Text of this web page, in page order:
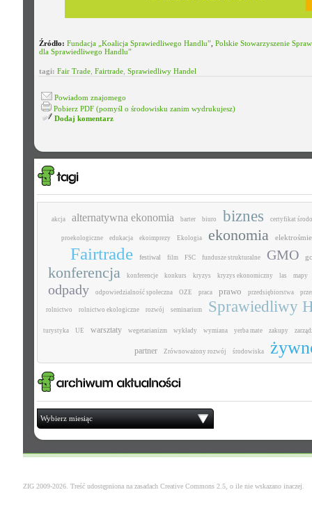
Źródło: Fundacja „Koalicja Sprawiedliwego Handlu” Polskie Stowarzyszenie
dla Sprawiedliwego Handlu”
tagi: Fair Trade Fairtrade Sprawiedliwy Handel
Powiadom znajomego
Pobierz PDF (pomyśl o środowisku zanim wydrukujesz)
Dodaj komentarz
akcja alternatywna ekonomia barter biuro biznes certyfikat
proekologiczne edukacja ekoimprezy Ekologia ekonomia
Fairtrade festiwal film FSC fundusze strukturalne GMO
konferencja konferencje konkurs kryzys kryzys ekonomiczny las mapy
odpady odpowiedzialność społeczna OZE praca prawo przedsiębiorstwa
rolnictwo rolnictwo ekologiczne rozwój seminarium Sprawiedliwy
turystyka UE warsztaty wegetarianizm wykłady wymiana yerba mate zakupy
partner Zrównoważony rozwój środowiska
Wybierz miesiąc
ZIG 2009-2026. Treść udostępniona na zasadach Creative Commons 2.5 , o ile nie wskazano inaczej.